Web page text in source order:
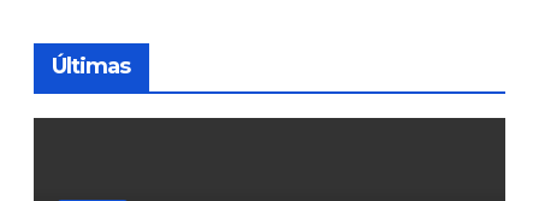
Últimas